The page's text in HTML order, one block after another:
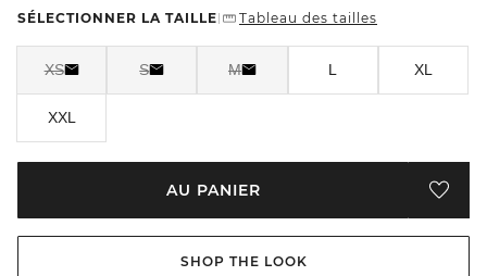
SÉLECTIONNER LA TAILLE Tableau des tailles
XS S M L XL
XXL
AU PANIER
SHOP THE LOOK